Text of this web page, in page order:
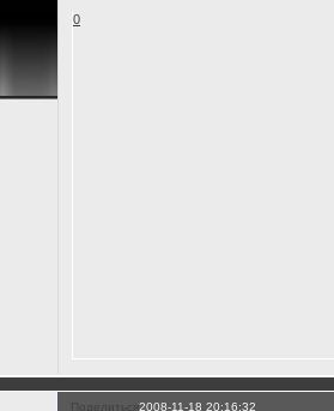
0
Поделиться2008-11-18 20:16:32